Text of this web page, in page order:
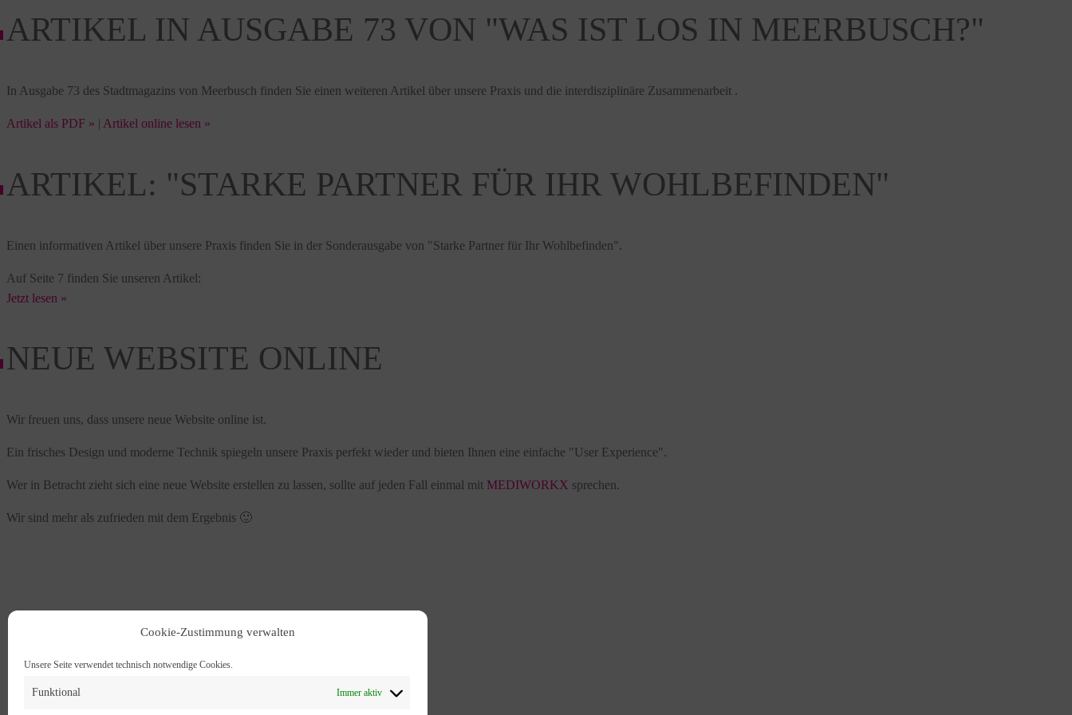
Cookie-Zustimmung verwalten
Unsere Seite verwendet technisch notwendige Cookies.
Funktional Immer aktiv
ARTIKEL IN AUSGABE 73 VON "WAS IST LOS IN MEERBUSCH?"
In Ausgabe 73 des Stadtmagazins von Meerbusch finden Sie einen weiteren Artikel über unsere Praxis und die interdisziplinäre Zusammenarbeit .
Artikel als PDF » | Artikel online lesen »
ARTIKEL: "STARKE PARTNER FÜR IHR WOHLBEFINDEN"
Einen informativen Artikel über unsere Praxis finden Sie in der Sonderausgabe von "Starke Partner für Ihr Wohlbefinden".
Auf Seite 7 finden Sie unseren Artikel:
Jetzt lesen »
NEUE WEBSITE ONLINE
Wir freuen uns, dass unsere neue Website online ist.
Ein frisches Design und moderne Technik spiegeln unsere Praxis perfekt wieder und bieten Ihnen eine einfache "User Experience".
Wer in Betracht zieht sich eine neue Website erstellen zu lassen, sollte auf jeden Fall einmal mit MEDIWORKX sprechen.
Wir sind mehr als zufrieden mit dem Ergebnis 🙂